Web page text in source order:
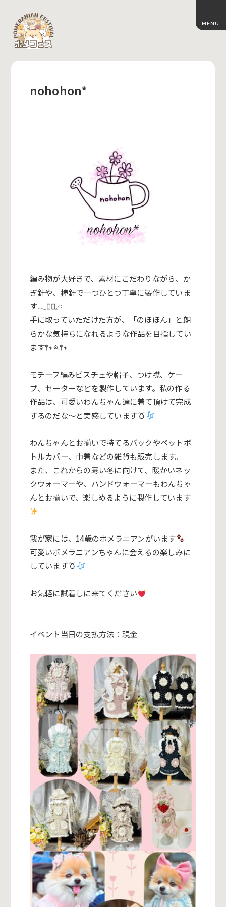
nohohon*
編み物が大好きで、素材にこだわりながら、か
ぎ針や、棒針で一つひとつ丁寧に製作していま
す𓂃❁⃘𓈒𓏸
手に取っていただけた方が、「のほほん」と朗
らかな気持ちになれるような作品を目指してい
ます𖤣𖥧𖡼.𖤣𖥧
モチーフ編みビスチェや帽子、つけ襟、ケー
プ、セーターなどを製作しています。私の作る
作品は、可愛いわんちゃん達に着て頂けて完成
するのだな〜と実感しています
わんちゃんとお揃いで持てるバックやペットボ
トルカバー、巾着などの雑貨も販売します。
また、これからの寒い冬に向けて、暖かいネッ
クウォーマーや、ハンドウォーマーもわんちゃ
んとお揃いで、楽しめるように製作しています
我が家には、14歳のポメラニアンがいます
可愛いポメラニアンちゃんに会えるの楽しみに
しています
お気軽に試着しに来てください
イベント当日の支払方法：現金